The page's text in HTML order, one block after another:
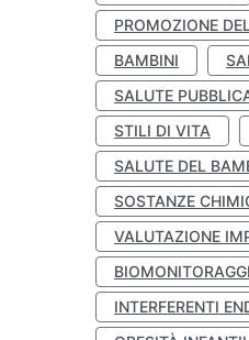
PROMOZIONE
BAMBINI
SALUTE
STILI DI VITA
SALUTE DEL
SOSTANZE
VALUTAZIONE
INTERFERENTI